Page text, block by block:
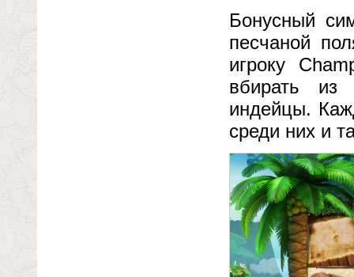
Бонусный
песчаной
игроку
вбирать из
индейцы.
среди них и